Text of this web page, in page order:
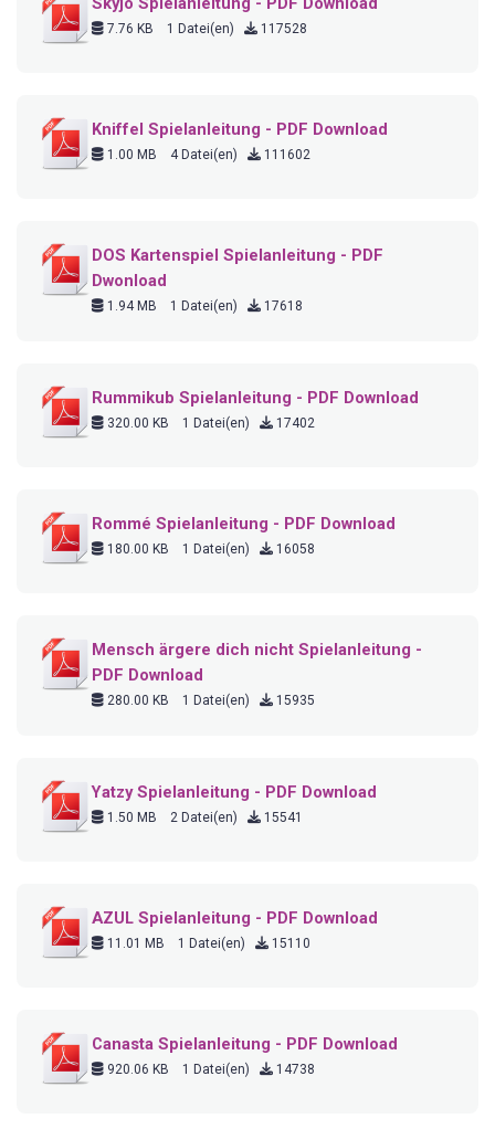
7.76 KB 1 Datei(en) 117528
Kniffel Spielanleitung - PDF Download
1.00 MB 4 Datei(en) 111602
DOS Kartenspiel Spielanleitung - PDF
Dwonload
1.94 MB 1 Datei(en) 17618
Rummikub Spielanleitung - PDF Download
320.00 KB 1 Datei(en) 17402
Rommé Spielanleitung - PDF Download
180.00 KB 1 Datei(en) 16058
Mensch ärgere dich nicht Spielanleitung -
PDF Download
280.00 KB 1 Datei(en) 15935
Yatzy Spielanleitung - PDF Download
1.50 MB 2 Datei(en) 15541
AZUL Spielanleitung - PDF Download
11.01 MB 1 Datei(en) 15110
Canasta Spielanleitung - PDF Download
920.06 KB 1 Datei(en) 14738